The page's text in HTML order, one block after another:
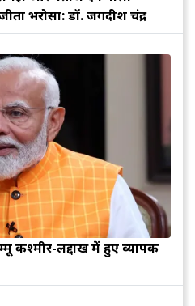
भरोसा: डॉ. जगदीश चंद्र
कश्मीर-लद्दाख में हुए व्यापक